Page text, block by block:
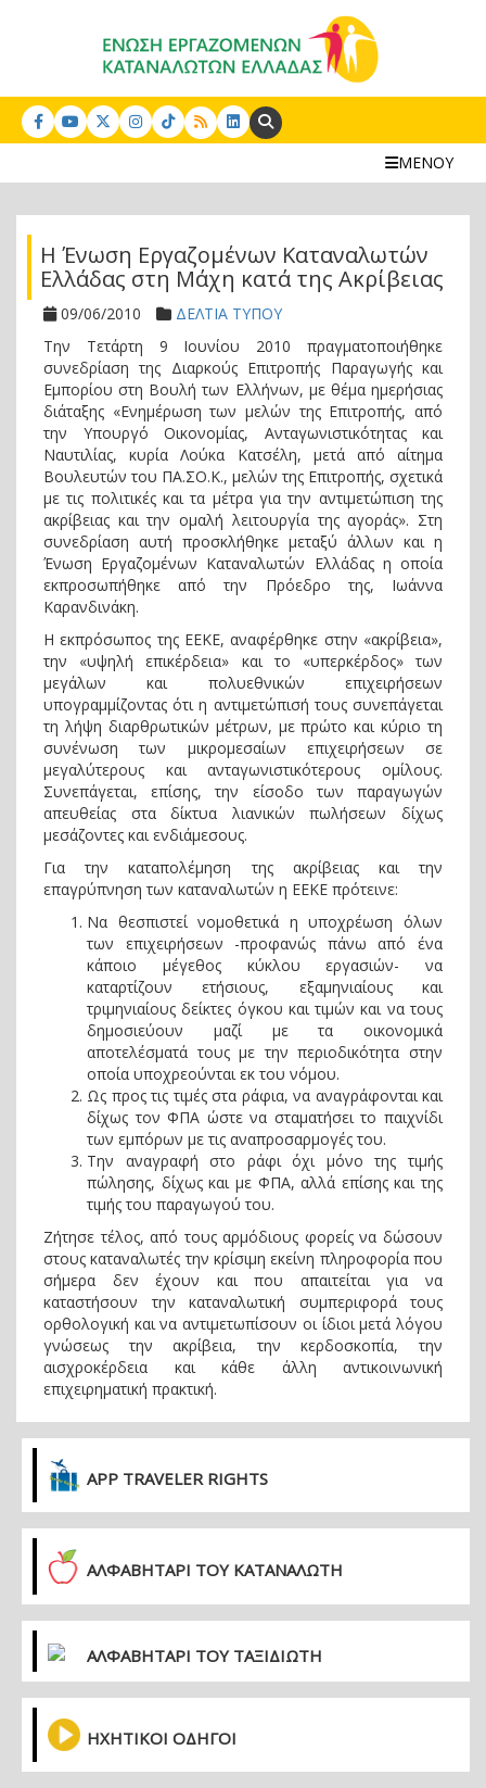
Search:
ΜΕΝΟΥ
Η Ένωση Εργαζομένων Καταναλωτών
Ελλάδας στη Μάχη κατά της Ακρίβειας
09/06/2010
ΔΕΛΤΙΑ ΤΥΠΟΥ
Την Τετάρτη 9 Ιουνίου 2010 πραγματοποιήθηκε
συνεδρίαση της Διαρκούς Επιτροπής Παραγωγής και
Εμπορίου στη Βουλή των Ελλήνων, με θέμα ημερήσιας
διάταξης «Ενημέρωση των μελών της Επιτροπής, από
την Υπουργό Οικονομίας, Ανταγωνιστικότητας και
Ναυτιλίας, κυρία Λούκα Κατσέλη, μετά από αίτημα
Βουλευτών του ΠΑ.ΣΟ.Κ., μελών της Επιτροπής, σχετικά
με τις πολιτικές και τα μέτρα για την αντιμετώπιση της
ακρίβειας και την ομαλή λειτουργία της αγοράς». Στη
συνεδρίαση αυτή προσκλήθηκε μεταξύ άλλων και η
Ένωση Εργαζομένων Καταναλωτών Ελλάδας η οποία
εκπροσωπήθηκε από την Πρόεδρο της, Ιωάννα
Καρανδινάκη.
Η εκπρόσωπος της ΕΕΚΕ, αναφέρθηκε στην «ακρίβεια»,
την «υψηλή επικέρδεια» και το «υπερκέρδος» των
μεγάλων και πολυεθνικών επιχειρήσεων
υπογραμμίζοντας ότι η αντιμετώπισή τους συνεπάγεται
τη λήψη διαρθρωτικών μέτρων, με πρώτο και κύριο τη
συνένωση των μικρομεσαίων επιχειρήσεων σε
μεγαλύτερους και ανταγωνιστικότερους ομίλους.
Συνεπάγεται, επίσης, την είσοδο των παραγωγών
απευθείας στα δίκτυα λιανικών πωλήσεων δίχως
μεσάζοντες και ενδιάμεσους.
Για την καταπολέμηση της ακρίβειας και την
επαγρύπνηση των καταναλωτών η ΕΕΚΕ πρότεινε:
Να θεσπιστεί νομοθετικά η υποχρέωση όλων
των επιχειρήσεων -προφανώς πάνω από ένα
κάποιο μέγεθος κύκλου εργασιών- να
καταρτίζουν ετήσιους, εξαμηνιαίους και
τριμηνιαίους δείκτες όγκου και τιμών και να τους
δημοσιεύουν μαζί με τα οικονομικά
αποτελέσματά τους με την περιοδικότητα στην
οποία υποχρεούνται εκ του νόμου.
Ως προς τις τιμές στα ράφια, να αναγράφονται και
δίχως τον ΦΠΑ ώστε να σταματήσει το παιχνίδι
των εμπόρων με τις αναπροσαρμογές του.
Την αναγραφή στο ράφι όχι μόνο της τιμής
πώλησης, δίχως και με ΦΠΑ, αλλά επίσης και της
τιμής του παραγωγού του.
Ζήτησε τέλος, από τους αρμόδιους φορείς να δώσουν
στους καταναλωτές την κρίσιμη εκείνη πληροφορία που
σήμερα δεν έχουν και που απαιτείται για να
καταστήσουν την καταναλωτική συμπεριφορά τους
ορθολογική και να αντιμετωπίσουν οι ίδιοι μετά λόγου
γνώσεως την ακρίβεια, την κερδοσκοπία, την
αισχροκέρδεια και κάθε άλλη αντικοινωνική
επιχειρηματική πρακτική.
APP TRAVELER RIGHTS
ΑΛΦΑΒΗΤΑΡΙ ΤΟΥ ΚΑΤΑΝΑΛΩΤΗ
ΑΛΦΑΒΗΤΑΡΙ ΤΟΥ ΤΑΞΙΔΙΩΤΗ
ΗΧΗΤΙΚΟΙ ΟΔΗΓΟΙ